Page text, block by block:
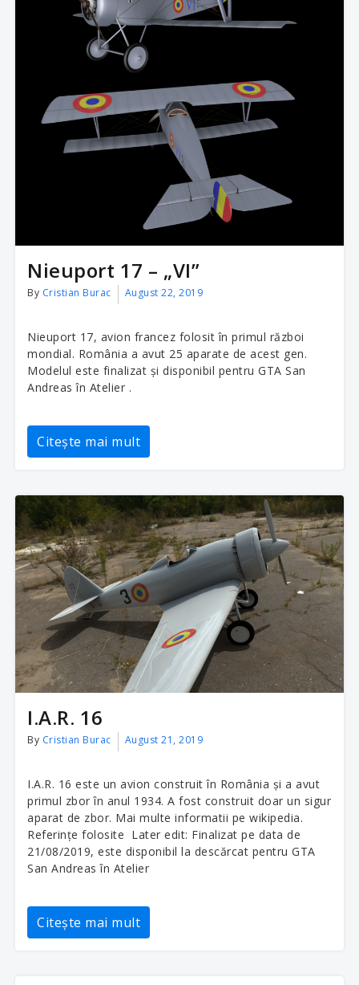
Nieuport 17 – „VI”
By Cristian Burac August 22, 2019
Nieuport 17, avion francez folosit în primul război
mondial. România a avut 25 aparate de acest gen.
Modelul este finalizat și disponibil pentru GTA San
Andreas în Atelier .
Citește mai mult
I.A.R. 16
By Cristian Burac August 21, 2019
I.A.R. 16 este un avion construit în România și a avut
primul zbor în anul 1934. A fost construit doar un sigur
aparat de zbor. Mai multe informatii pe wikipedia.
Referințe folosite Later edit: Finalizat pe data de
21/08/2019, este disponibil la descărcat pentru GTA
San Andreas în Atelier
Citește mai mult